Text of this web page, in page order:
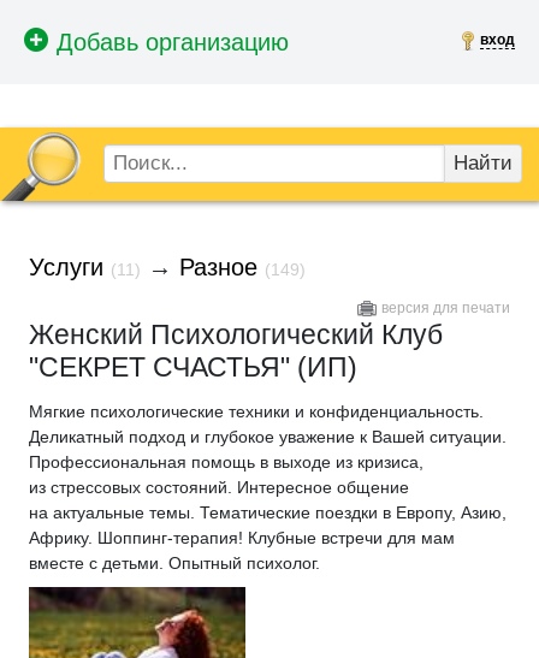
вход
Найти
Услуги (11) → Разное (149)
версия для печати
Женский Психологический Клуб
"СЕКРЕТ СЧАСТЬЯ" (ИП)
Мягкие психологические техники и конфиденциальность.
Деликатный подход и глубокое уважение к Вашей ситуации.
Профессиональная помощь в выходе из кризиса,
из стрессовых состояний. Интересное общение
на актуальные темы. Тематические поездки в Европу, Азию,
Африку. Шоппинг-терапия! Клубные встречи для мам
вместе с детьми. Опытный психолог.